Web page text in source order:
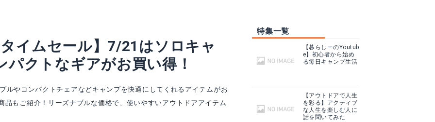
イムセール】7/21はソロキャ
クトなギアがお買い得！
やコンパクトチェアなどキャンプを快適にしてくれるアイテムがお
品もご紹介！リーズナブルな価格で、使いやすいアウトドアアイテム
特集一覧
【暮らしーのYoutub
e】初心者から始め
る毎日キャンプ生活
【アウトドアで人生
を彩る】アクティブ
な人生を楽しむ人に
話を聞いてみた